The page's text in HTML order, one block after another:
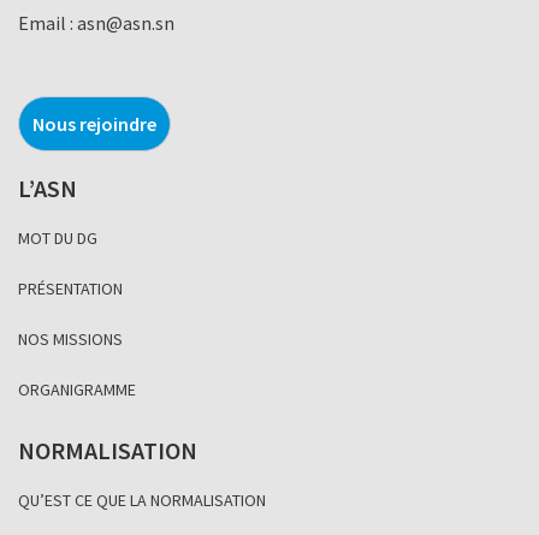
Email : asn@asn.sn
Nous rejoindre
L’ASN
MOT DU DG
PRÉSENTATION
NOS MISSIONS
ORGANIGRAMME
NORMALISATION
QU’EST CE QUE LA NORMALISATION